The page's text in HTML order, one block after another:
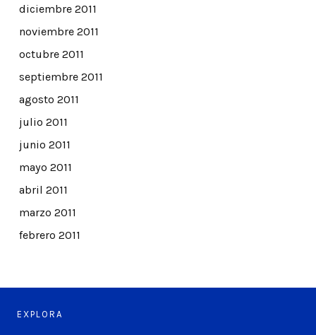
diciembre 2011
noviembre 2011
octubre 2011
septiembre 2011
agosto 2011
julio 2011
junio 2011
mayo 2011
abril 2011
marzo 2011
febrero 2011
EXPLORA